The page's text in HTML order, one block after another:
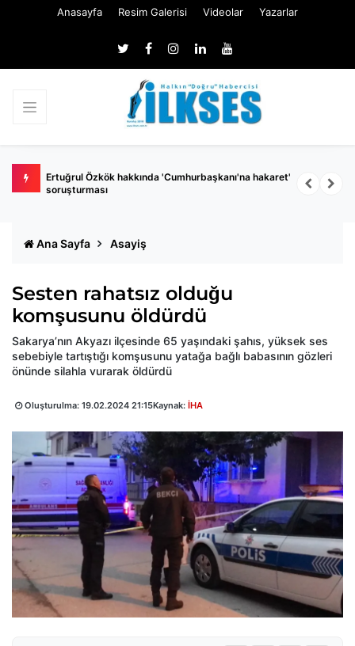
Anasayfa Resim Galerisi Videolar Yazarlar
belli
Ertuğrul Özkök hakkında 'Cumhurbaşkanı'na hakaret'
soruşturması
Ana Sayfa Asayiş
Sesten rahatsız olduğu
komşusunu öldürdü
Sakarya’nın Akyazı ilçesinde 65 yaşındaki şahıs, yüksek ses
sebebiyle tartıştığı komşusunu yatağa bağlı babasının gözleri
önünde silahla vurarak öldürdü
Oluşturulma: 19.02.2024 21:15Kaynak: İHA